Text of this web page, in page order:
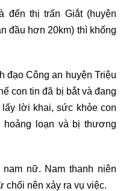
đến thị trấn Giắt (huyện
đầu hơn 20km) thì khống
đạo Công an huyện Triệu
con tin đã bị bắt và đang
lời khai, sức khỏe con
hoảng loạn và bị thương
nữ. Nam thanh niên
chối nên xảy ra vụ việc.